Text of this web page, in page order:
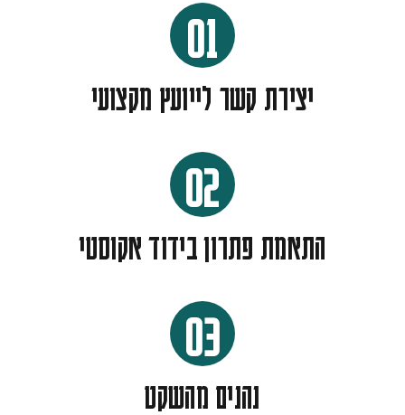
01
יצירת קשר לייועץ מקצועי
02
התאמת פתרון בידוד אקוסטי
03
נהנים מהשקט